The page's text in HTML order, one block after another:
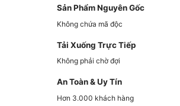
Sản Phẩm Nguyên Gốc
Không chứa mã độc
Tải Xuống Trực Tiếp
Không phải chờ đợi
An Toàn & Uy Tín
Hơn 3.000 khách hàng